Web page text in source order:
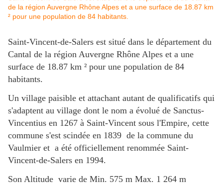
Saint-Vincent-de-Salers est situé dans le département du
Cantal de la région Auvergne Rhône Alpes et a une
surface de 18.87 km ² pour une population de 84
habitants.
Un village paisible et attachant autant de qualificatifs qui
s'adaptent au village dont le nom a évolué de Sanctus-
Vincentius en 1267 à Saint-Vincent sous l'Empire, cette
commune s'est scindée en 1839 de la commune du
Vaulmier et a été officiellement renommée Saint-
Vincent-de-Salers en 1994.
Son Altitude varie de Min. 575 m Max. 1 264 m